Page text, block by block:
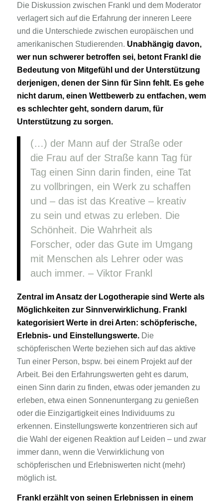
Die Diskussion zwischen Frankl und dem Moderator
verlagert sich auf die Erfahrung der inneren Leere
und die Unterschiede zwischen europäischen und
amerikanischen Studierenden. Unabhängig davon,
wer nun schwerer betroffen sei, betont Frankl die
Bedeutung von Mitgefühl und der Unterstützung
derjenigen, denen der Sinn für Sinn fehlt. Es gehe
nicht darum, einen Wettbewerb zu entfachen, wem
es schlechter geht, sondern darum, für
Unterstützung zu sorgen.
(…) der Mann auf der Straße oder
die Frau auf der Straße kann Tag für
Tag einen Sinn darin finden, eine Tat
zu vollbringen, ein Werk zu schaffen
und – das ist das Kreative – kreativ
zu sein und etwas zu erleben. Die
Schönheit. Die Wahrheit als
Forscher, oder das Gute im Umgang
mit Menschen als Lehrer oder was
auch immer. – Viktor Frankl
Zentral im Ansatz der Logotherapie sind Werte als
Möglichkeiten zur Sinnverwirklichung. Frankl
kategorisiert Werte in drei Arten: schöpferische,
Erlebnis- und Einstellungswerte.Die
schöpferischen Werte beziehen sich auf das aktive
Tun einer Person, bspw. bei einem Projekt auf der
Arbeit. Bei den Erfahrungswerten geht es darum,
einen Sinn darin zu finden, etwas oder jemanden zu
erleben, etwa einen Sonnenuntergang zu genießen
oder die Einzigartigkeit eines Individuums zu
erkennen. Einstellungswerte konzentrieren sich auf
die Wahl der eigenen Reaktion auf Leiden – und zwar
immer dann, wenn die Verwirklichung von
schöpferischen und Erlebniswerten nicht (mehr)
möglich ist.
Frankl erzählt von seinen Erlebnissen in einem